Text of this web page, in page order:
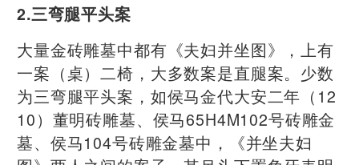
2.三弯腿平头案
大量金砖雕墓中都有《夫妇并坐图》，上有
一案（桌）二椅，大多数案是直腿案。少数
为三弯腿平头案，如侯马金代大安二年（12
10）董明砖雕墓、侯马65H4M102号砖雕金
墓、侯马104号砖雕金墓中，《并坐夫妇